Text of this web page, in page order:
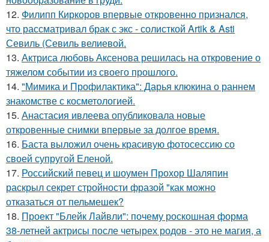
12. Филипп Киркоров впервые откровенно признался,
что рассматривал брак с экс - солисткой Artik & Asti
Севиль (Севиль велиевой.
13. Актриса любовь Аксенова решилась на откровение о
тяжелом событии из своего прошлого.
14. "Мимика и Профилактика": Дарья клюкина о раннем
знакомстве с косметологией.
15. Анастасия ивлеева опубликовала новые
откровенные снимки впервые за долгое время.
16. Баста выложил очень красивую фотосессию со
своей супругой Еленой.
17. Российский певец и шоумен Прохор Шаляпин
раскрыл секрет стройности фразой "как можно
отказаться от пельмешек?
18. Проект "Блейк Лайвли": почему роскошная форма
38-летней актрисы после четырех родов - это не магия, а